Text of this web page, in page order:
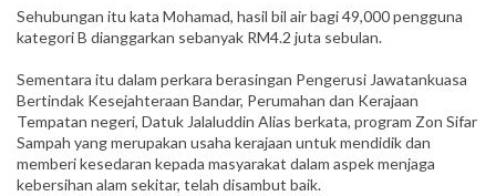
Sehubungan itu kata Mohamad, hasil bil air bagi 49,000 pengguna
kategori B dianggarkan sebanyak RM4.2 juta sebulan.
Sementara itu dalam perkara berasingan Pengerusi Jawatankuasa
Bertindak Kesejahteraan Bandar, Perumahan dan Kerajaan
Tempatan negeri, Datuk Jalaluddin Alias berkata, program Zon Sifar
Sampah yang merupakan usaha kerajaan untuk mendidik dan
memberi kesedaran kepada masyarakat dalam aspek menjaga
kebersihan alam sekitar, telah disambut baik.